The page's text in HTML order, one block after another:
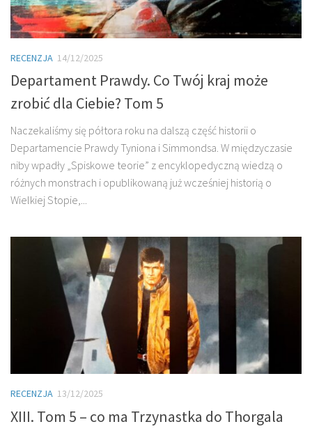
RECENZJA 14/12/2025
Departament Prawdy. Co Twój kraj może
zrobić dla Ciebie? Tom 5
Naczekaliśmy się półtora roku na dalszą część historii o
Departamencie Prawdy Tyniona i Simmondsa. W międzyczasie
niby wpadły „Spiskowe teorie” z encyklopedyczną wiedzą o
różnych monstrach i opublikowaną już wcześniej historią o
Wielkiej Stopie,...
RECENZJA 13/12/2025
XIII. Tom 5 – co ma Trzynastka do Thorgala